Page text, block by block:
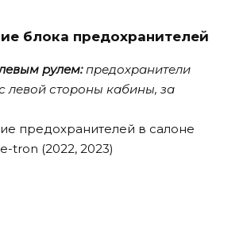
блока предохранителей
рулем:предохранители
левой стороны кабины, за